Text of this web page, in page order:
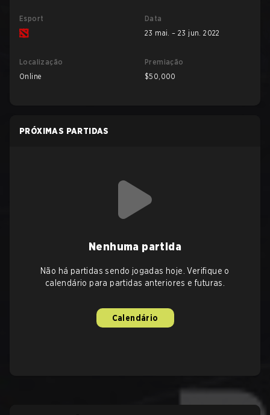
Esport
Data
23 mai. – 23 jun. 2022
Localização
Online
Premiação
$50,000
PRÓXIMAS PARTIDAS
Nenhuma partida
Não há partidas sendo jogadas hoje. Verifique o
calendário para partidas anteriores e futuras.
Calendário